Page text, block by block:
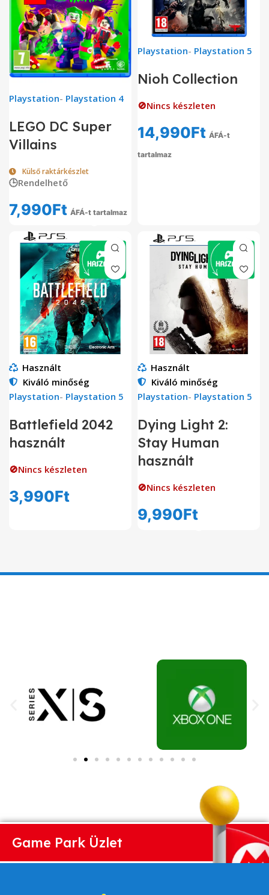
Playstation- Playstation 4
LEGO DC Super
Villains
Külső raktárkészlet
🕒Rendelhető
7,990Ft ÁFÁ-t tartalmaz
Playstation- Playstation 5
Nioh Collection
🚫Nincs készleten
14,990Ft ÁFÁ-t
tartalmaz
Használt
Kiváló minőség
Playstation- Playstation 5
Battlefield 2042
használt
🚫Nincs készleten
3,990Ft
Használt
Kiváló minőség
Playstation- Playstation 5
Dying Light 2:
Stay Human
használt
🚫Nincs készleten
9,990Ft
Game Park Üzlet